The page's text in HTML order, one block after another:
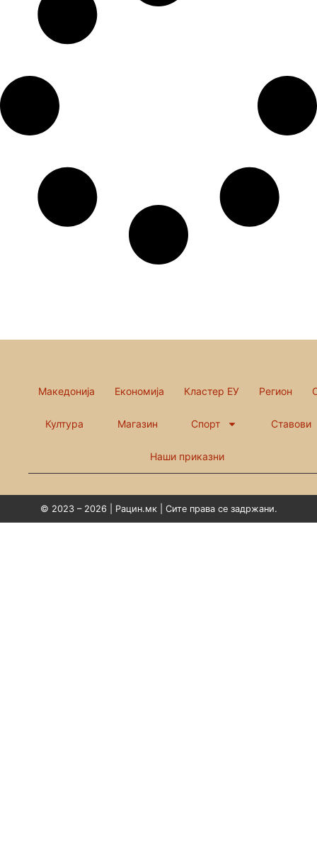
Македонија Економија Кластер ЕУ Регион
Култура Магазин Спорт Ставови
Наши приказни
© 2023 – 2026 | Рацин.мк | Сите права се задржани.